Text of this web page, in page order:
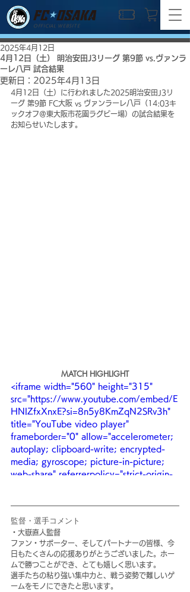
OFFICIAL WEBSITE
4月12日（土） 明治安田J3リーグ 第9節 vs.ヴァンラ
ーレ八戸 試合結果
2025年4月12日
更新日： 2025年4月13日
4月12日（土）に行われました2025明治安田J3リ
ーグ 第9節 FC大阪 vs ヴァンラーレ八戸（14:03キ
ックオフ＠東大阪市花園ラグビー場）の試合結果を
お知らせいたします。
MATCH HIGHLIGHT
<iframe width="560" height="315"
src="https://www.youtube.com/embed/E
HNlZfxXnxE?si=8n5y8KmZqN2SRv3h"
title="YouTube video player"
frameborder="0" allow="accelerometer;
autoplay; clipboard-write; encrypted-
media; gyroscope; picture-in-picture;
web-share" referrerpolicy="strict-origin-
監督・選手コメント
・大嶽直人監督
ファン・サポーター、そしてパートナーの皆様、今
日もたくさんの応援ありがとうございました。ホー
ムで勝つことができ、とても嬉しく思います。
選手たちの粘り強い集中力と、戦う姿勢で難しいゲ
ームをモノにできたと思います。